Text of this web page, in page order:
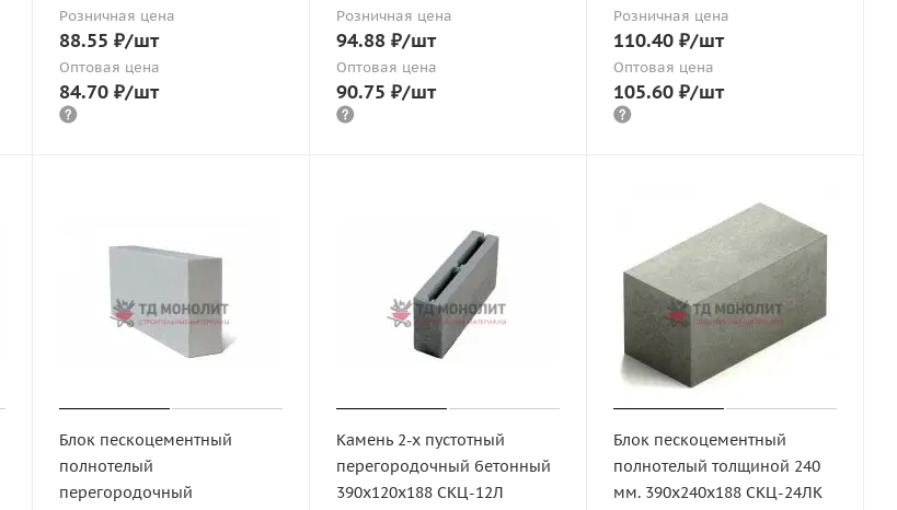
Розничная цена
88.55 ₽/шт
Оптовая цена
84.70 ₽/шт
Розничная цена
94.88 ₽/шт
Оптовая цена
90.75 ₽/шт
Розничная цена
110.40 ₽/шт
Оптовая цена
105.60 ₽/шт
Блок пескоцементный
полнотелый
перегородочный
Камень 2-х пустотный
перегородочный бетонный
390х120х188 СКЦ-12Л
Блок пескоцементный
полнотелый толщиной 240
мм. 390х240х188 СКЦ-24ЛК